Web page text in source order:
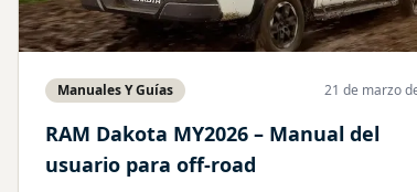
Manuales Y Guías 21 de marzo
RAM Dakota MY2026 – Manual del
usuario para off-road